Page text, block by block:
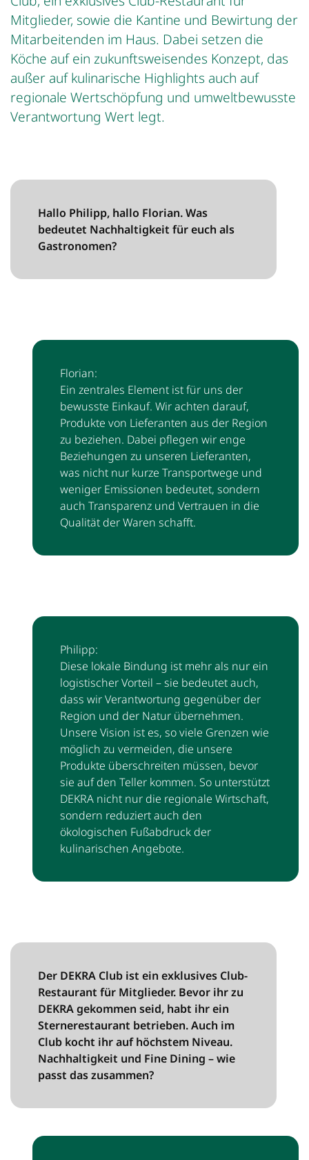
Mitglieder, sowie die Kantine und Bewirtung der
Mitarbeitenden im Haus. Dabei setzen die
Köche auf ein zukunftsweisendes Konzept, das
außer auf kulinarische Highlights auch auf
regionale Wertschöpfung und umweltbewusste
Verantwortung Wert legt.
Hallo Philipp, hallo Florian. Was
bedeutet Nachhaltigkeit für euch als
Gastronomen?
Florian:
Ein zentrales Element ist für uns der
bewusste Einkauf. Wir achten darauf,
Produkte von Lieferanten aus der Region
zu beziehen. Dabei pflegen wir enge
Beziehungen zu unseren Lieferanten,
was nicht nur kurze Transportwege und
weniger Emissionen bedeutet, sondern
auch Transparenz und Vertrauen in die
Qualität der Waren schafft.
Philipp:
Diese lokale Bindung ist mehr als nur ein
logistischer Vorteil – sie bedeutet auch,
dass wir Verantwortung gegenüber der
Region und der Natur übernehmen.
Unsere Vision ist es, so viele Grenzen wie
möglich zu vermeiden, die unsere
Produkte überschreiten müssen, bevor
sie auf den Teller kommen. So unterstützt
DEKRA nicht nur die regionale Wirtschaft,
sondern reduziert auch den
ökologischen Fußabdruck der
kulinarischen Angebote.
Der DEKRA Club ist ein exklusives Club-
Restaurant für Mitglieder. Bevor ihr zu
DEKRA gekommen seid, habt ihr ein
Sternerestaurant betrieben. Auch im
Club kocht ihr auf höchstem Niveau.
Nachhaltigkeit und Fine Dining – wie
passt das zusammen?